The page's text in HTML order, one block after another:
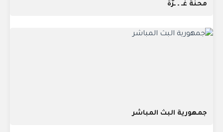
محنة غَـ ـ ـزَّةُ
جمهورية البث المباشر